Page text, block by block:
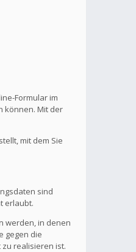
Formular im
können. Mit der
mit dem Sie
sind
erlaubt.
werden, in denen
gegen die
realisieren ist.